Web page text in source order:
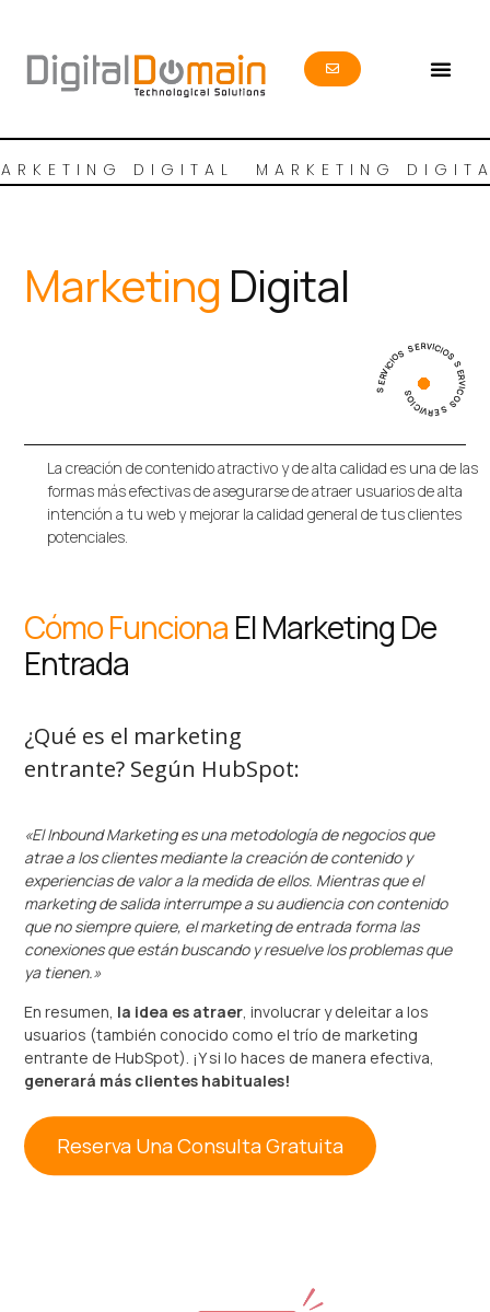
DIGITAL MARKETING
Marketing Digital
SERVICIOS SERVICIOS SERVICOS SERVICIOS
La creación de contenido atractivo y de alta calidad es una de las
formas más efectivas de asegurarse de atraer usuarios de alta
intención a tu web y mejorar la calidad general de tus clientes
potenciales.
Cómo Funciona El Marketing De
Entrada
¿Qué es el marketing
entrante? Según HubSpot:
«El Inbound Marketing es una metodología de negocios que
atrae a los clientes mediante la creación de contenido y
experiencias de valor a la medida de ellos. Mientras que el
marketing de salida interrumpe a su audiencia con contenido
que no siempre quiere, el marketing de entrada forma las
conexiones que están buscando y resuelve los problemas que
ya tienen.»
En resumen, la idea es atraer , involucrar y deleitar a los
usuarios (también conocido como el trío de marketing
entrante de HubSpot). ¡Y si lo haces de manera efectiva,
generará más clientes habituales!
Reserva Una Consulta Gratuita